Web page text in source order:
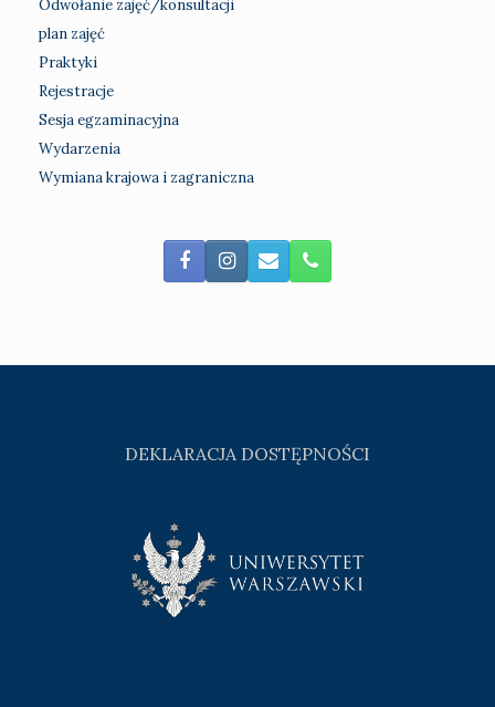
Odwołanie zajęć/konsultacji
plan zajęć
Praktyki
Rejestracje
Sesja egzaminacyjna
Wydarzenia
Wymiana krajowa i zagraniczna
DEKLARACJA DOSTĘPNOŚCI